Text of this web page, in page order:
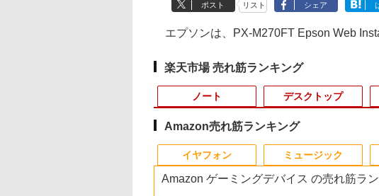
ポスト リスト シェア
エプソンは、PX-M270FT Epson Web
楽天市場 売れ筋ランキング
ノート
1 2 3
デスクトップ
1 2 3
1 2 3
1 2 3
Amazon売れ筋ランキング
イヤフォン ミュージック
Amazon ゲーミングデバイス の売れ筋ラ